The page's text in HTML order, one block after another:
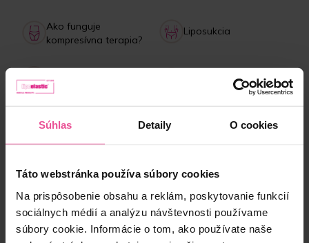
Súhlas Detaily O cookies
Táto webstránka používa súbory cookies
Na prispôsobenie obsahu a reklám, poskytovanie funkcií
sociálnych médií a analýzu návštevnosti používame
súbory cookie. Informácie o tom, ako používate naše
Ako funguje
kompresívna terapia?
Liposukcia
Lipedém
Kolagénový drink
Platba, doručenie,
NAJPREDÁVANEJŠIE produkty